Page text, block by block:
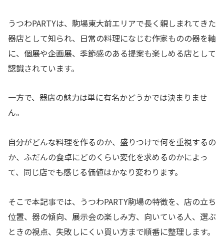
うつわPARTYは、駒場東大前エリアで長く親しまれてきた
器店として知られ、日常の料理になじむ作家ものの器を軸
に、個展や企画展、季節感のある提案も楽しめる店として
認識されています。
一方で、器店の魅力は単に有名かどうかでは決まりませ
ん。
自分がどんな料理を作るのか、盛りつけで何を重視するの
か、ふだんの食卓にどのくらい変化を求めるのかによっ
て、同じ店でも感じる価値はかなり変わります。
そこで本記事では、うつわPARTY駒場の特徴を、店の立ち
位置、器の傾向、展示会の楽しみ方、向いている人、選ぶ
ときの視点、失敗しにくい買い方まで順番に整理します。